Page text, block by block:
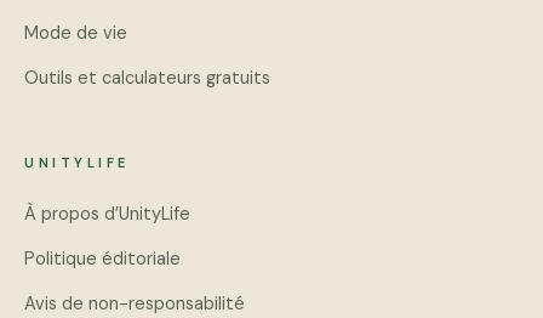
Mode de vie
Outils et calculateurs gratuits
UNITYLIFE
À propos d’UnityLife
Politique éditoriale
Avis de non-responsabilité